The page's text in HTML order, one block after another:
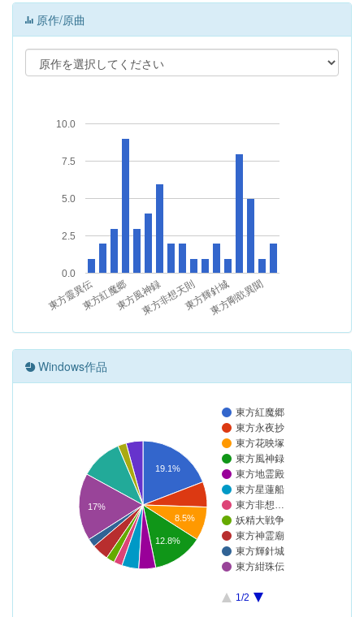
原作/原曲
東方靈異伝東方紅魔郷東方風神録東方非想天則東方輝針城東方剛欲異聞
0.0
2.5
5.0
7.5
10.0
Windows作品
東方紅魔郷
東方永夜抄
東方花映塚
東方風神録
東方地霊殿
東方星蓮船
東方非想…
妖精大戦争
東方神霊廟
東方輝針城
東方紺珠伝
1/2
19.1%
8.5%
12.8%
17%